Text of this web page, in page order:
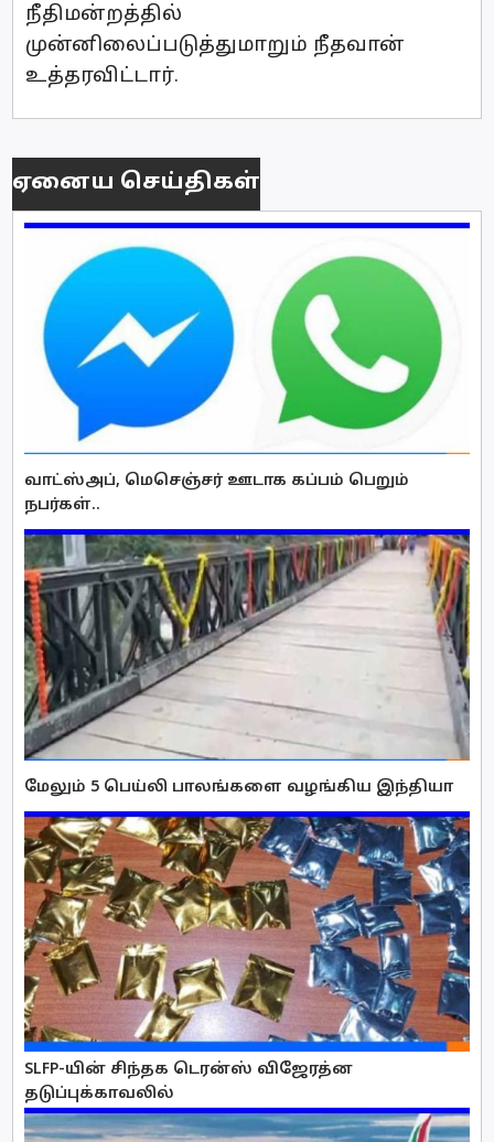
நீதிமன்றத்தில்
முன்னிலைப்படுத்துமாறும் நீதவான்
உத்தரவிட்டார்.
ஏனைய செய்திகள்
வாட்ஸ்அப், மெசெஞ்சர் ஊடாக கப்பம் பெறும்
நபர்கள்..
மேலும் 5 பெய்லி பாலங்களை வழங்கிய இந்தியா
SLFP-யின் சிந்தக டெரன்ஸ் விஜேரத்ன
தடுப்புக்காவலில்